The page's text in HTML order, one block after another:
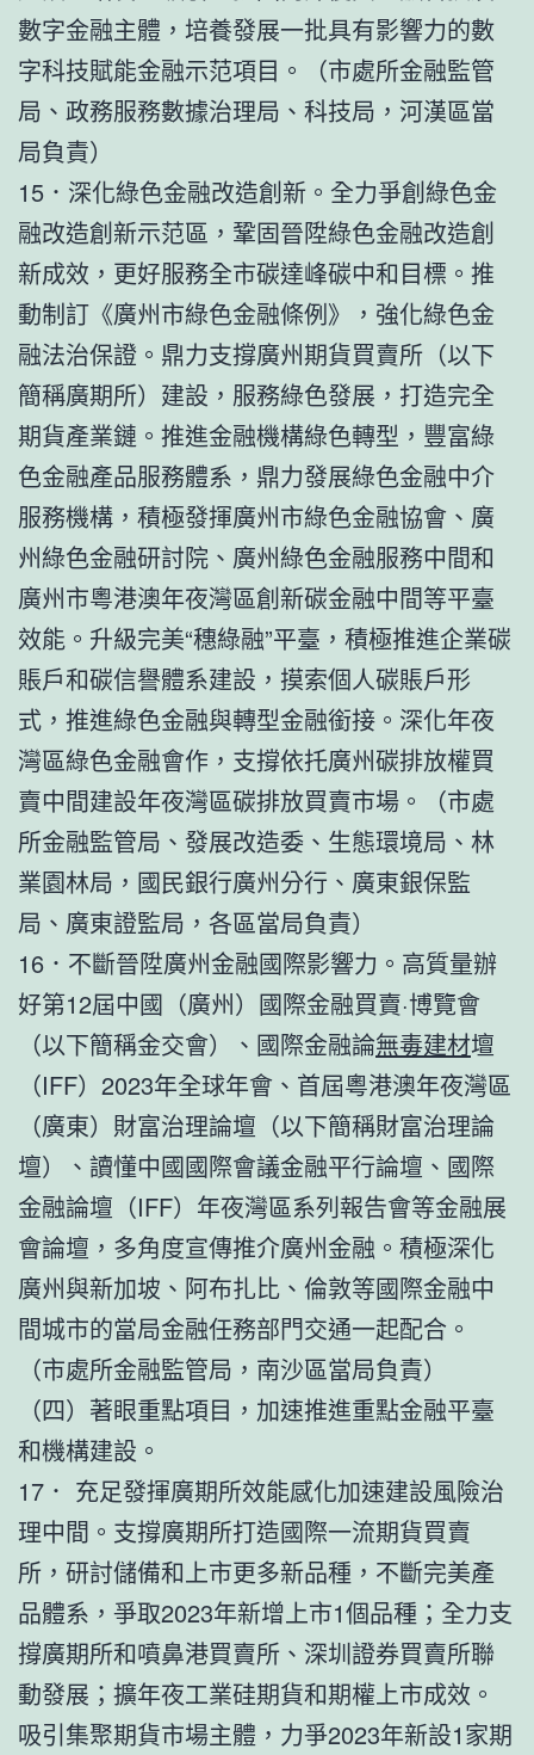
數字金融主體，培養發展一批具有影響力的數
字科技賦能金融示范項目。（市處所金融監管
局、政務服務數據治理局、科技局，河漢區當
局負責）
15．深化綠色金融改造創新。全力爭創綠色金
融改造創新示范區，鞏固晉陞綠色金融改造創
新成效，更好服務全市碳達峰碳中和目標。推
動制訂《廣州市綠色金融條例》，強化綠色金
融法治保證。鼎力支撐廣州期貨買賣所（以下
簡稱廣期所）建設，服務綠色發展，打造完全
期貨產業鏈。推進金融機構綠色轉型，豐富綠
色金融產品服務體系，鼎力發展綠色金融中介
服務機構，積極發揮廣州市綠色金融協會、廣
州綠色金融研討院、廣州綠色金融服務中間和
廣州市粵港澳年夜灣區創新碳金融中間等平臺
效能。升級完美“穗綠融”平臺，積極推進企業碳
賬戶和碳信譽體系建設，摸索個人碳賬戶形
式，推進綠色金融與轉型金融銜接。深化年夜
灣區綠色金融會作，支撐依托廣州碳排放權買
賣中間建設年夜灣區碳排放買賣市場。（市處
所金融監管局、發展改造委、生態環境局、林
業園林局，國民銀行廣州分行、廣東銀保監
局、廣東證監局，各區當局負責）
16．不斷晉陞廣州金融國際影響力。高質量辦
好第12屆中國（廣州）國際金融買賣·博覽會
（以下簡稱金交會）、國際金融論無毒建材壇
（IFF）2023年全球年會、首屆粵港澳年夜灣區
（廣東）財富治理論壇（以下簡稱財富治理論
壇）、讀懂中國國際會議金融平行論壇、國際
金融論壇（IFF）年夜灣區系列報告會等金融展
會論壇，多角度宣傳推介廣州金融。積極深化
廣州與新加坡、阿布扎比、倫敦等國際金融中
間城市的當局金融任務部門交通一起配合。
（市處所金融監管局，南沙區當局負責）
（四）著眼重點項目，加速推進重點金融平臺
和機構建設。
17． 充足發揮廣期所效能感化加速建設風險治
理中間。支撐廣期所打造國際一流期貨買賣
所，研討儲備和上市更多新品種，不斷完美產
品體系，爭取2023年新增上市1個品種；全力支
撐廣期所和噴鼻港買賣所、深圳證券買賣所聯
動發展；擴年夜工業硅期貨和期權上市成效。
吸引集聚期貨市場主體，力爭2023年新設1家期